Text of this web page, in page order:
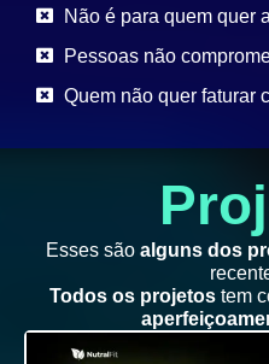
Não é para quem quer
Pessoas não
Quem não quer faturar
Esses sãoalguns dos
Todos os projetos tem